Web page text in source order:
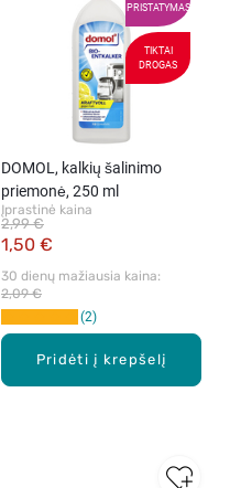
PRISTATYMAS
TIKTAI
DROGAS
Pridėti į krepšelį
DOMOL, kalkių šalinimo
priemonė, 250 ml
Įprastinė kaina
1,50 €
2,99 €
30 dienų mažiausia kaina:
2,09 €
2